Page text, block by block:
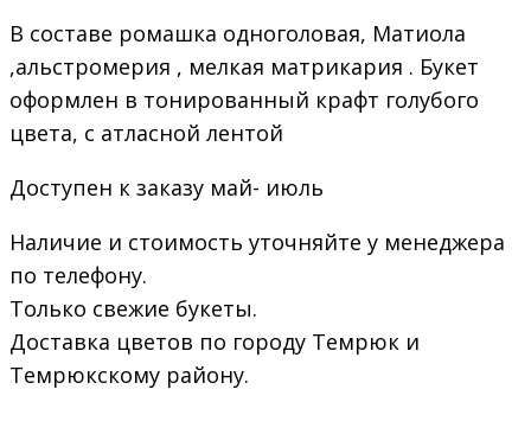
В составе ромашка одноголовая, Матиола
,альстромерия , мелкая матрикария . Букет
оформлен в тонированный крафт голубого
цвета, с атласной лентой
Доступен к заказу май- июль
Наличие и стоимость уточняйте у менеджера
по телефону.
Только свежие букеты.
Доставка цветов по городу Темрюк и
Темрюкскому району.